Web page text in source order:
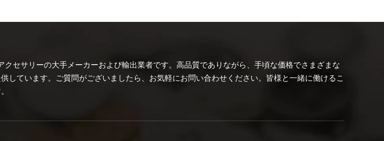
クセサリーの大手メーカーおよび輸出業者です。高品質でありながら、手頃な価格でさまざまな
しています。ご質問がございましたら、お気軽にお問い合わせください。皆様と一緒に働けるこ